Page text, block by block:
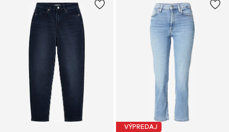
VÝPREDAJ